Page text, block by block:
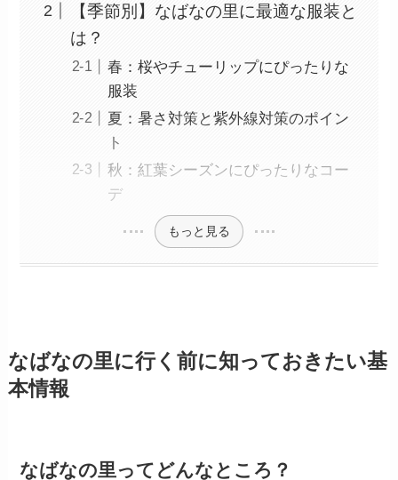
【季節別】なばなの里に最適な服装と
は？
春：桜やチューリップにぴったりな
服装
夏：暑さ対策と紫外線対策のポイン
ト
秋：紅葉シーズンにぴったりなコー
デ
もっと見る
なばなの里に行く前に知っておきたい基
本情報
なばなの里ってどんなところ？